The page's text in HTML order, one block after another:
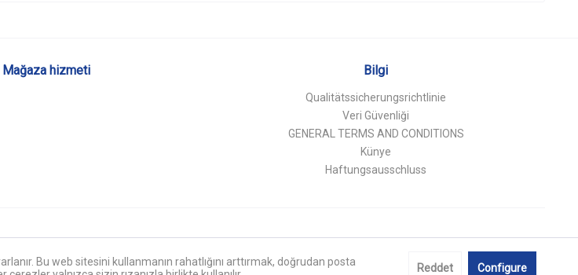
Mağaza hizmeti Bilgi
Qualitätssicherungsrichtlinie
Veri Güvenliği
GENERAL TERMS AND CONDITIONS
Künye
Haftungsausschluss
Bu web sitesini kullanmanın rahatlığını arttırmak, doğrudan posta
Reddet Configure